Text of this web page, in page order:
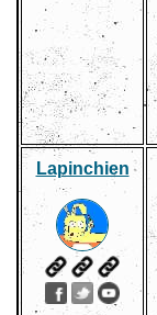
Lapinchien